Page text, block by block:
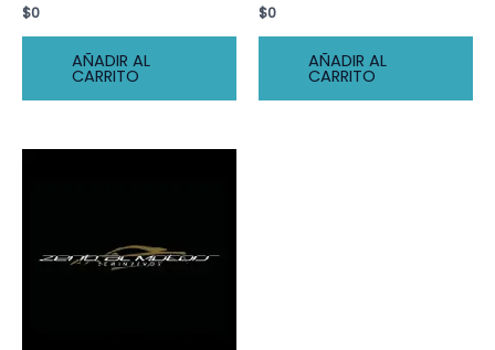
$0
AÑADIR AL
CARRITO
$0
AÑADIR AL
CARRITO